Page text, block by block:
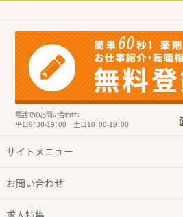
電話でのお問い合わせ：
平日9：30-19：00 土日10：00-19：00
サイトメニュー
お問い合わせ
求人特集